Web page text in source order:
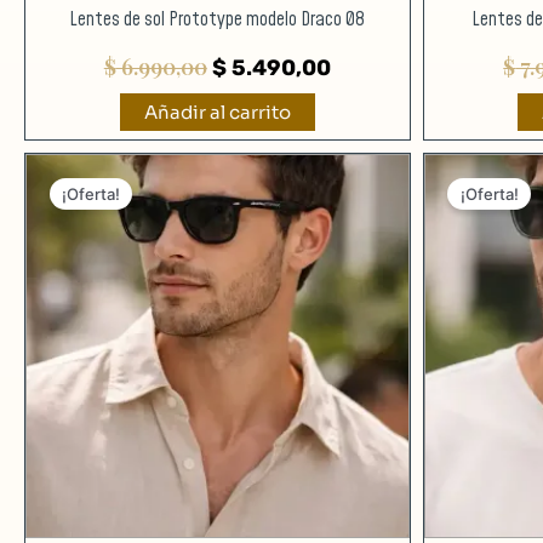
Lentes de sol Prototype modelo Draco 08
$6.990,00$5.490,00
Añadir al carrito
Lentes
$
¡Oferta!
precio
original
era:
$ 6.990,00.
El
precio
actual
es:
$ 5.390,00.
¡Oferta!